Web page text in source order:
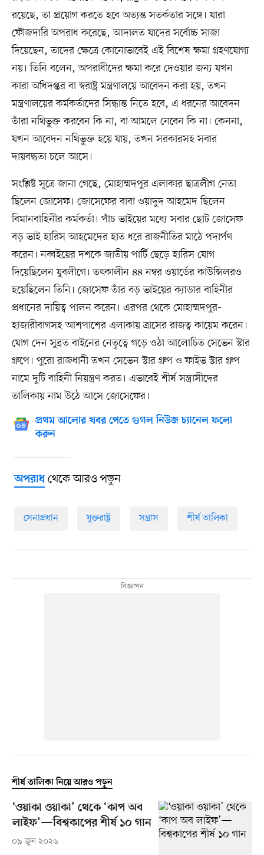
রয়েছে, তা প্রয়োগ করতে হবে অত্যন্ত সতর্কতার সঙ্গে। যারা
ফৌজদারি অপরাধ করেছে, আদালত যাদের সর্বোচ্চ সাজা
দিয়েছেন, তাদের ক্ষেত্রে কোনোভাবেই এই বিশেষ ক্ষমা গ্রহণযোগ্য
নয়। তিনি বলেন, অপরাধীদের ক্ষমা করে দেওয়ার জন্য যখন
কারা অধিদপ্তর বা স্বরাষ্ট্র মন্ত্রণালয়ে আবেদন করা হয়, তখন
মন্ত্রণালয়ের কর্মকর্তাদের সিদ্ধান্ত নিতে হবে, এ ধরনের আবেদন
তাঁরা নথিভুক্ত করবেন কি না, বা আমলে নেবেন কি না। কেননা,
যখন আবেদন নথিভুক্ত হয়ে যায়, তখন সরকারসহ সবার
দায়বদ্ধতা চলে আসে।
সংশ্লিষ্ট সূত্রে জানা গেছে, মোহাম্মদপুর এলাকার ছাত্রলীগ নেতা
ছিলেন জোসেফ। জোসেফের বাবা ওয়াদুদ আহমেদ ছিলেন
বিমানবাহিনীর কর্মকর্তা। পাঁচ ভাইয়ের মধ্যে সবার ছোট জোসেফ
বড় ভাই হারিস আহমেদের হাত ধরে রাজনীতির মাঠে পদার্পণ
করেন। নব্বইয়ের দশকে জাতীয় পার্টি ছেড়ে হারিস যোগ
দিয়েছিলেন যুবলীগে। তৎকালীন ৪৪ নম্বর ওয়ার্ডের কাউন্সিলরও
হয়েছিলেন তিনি। জোসেফ তাঁর বড় ভাইয়ের ক্যাডার বাহিনীর
প্রধানের দায়িত্ব পালন করেন। এরপর থেকে মোহাম্মদপুর-
হাজারীবাগসহ আশপাশের এলাকায় ত্রাসের রাজত্ব কায়েম করেন।
যোগ দেন সুব্রত বাইনের নেতৃত্বে গড়ে ওঠা আলোচিত সেভেন স্টার
গ্রুপে। পুরো রাজধানী তখন সেভেন স্টার গ্রুপ ও ফাইভ স্টার গ্রুপ
নামে দুটি বাহিনী নিয়ন্ত্রণ করত। এভাবেই শীর্ষ সন্ত্রাসীদের
তালিকায় নাম উঠে আসে জোসেফের।
প্রথম আলোর খবর পেতে গুগল নিউজ চ্যানেল ফলো
করুন
অপরাধথেকে আরও পড়ুন
সেনাপ্রধান যুক্তরাষ্ট্র সন্ত্রাস শীর্ষ তালিকা
শীর্ষ তালিকা নিয়ে আরও পড়ুন
‘ওয়াকা ওয়াকা’ থেকে ‘কাপ অব
লাইফ’—বিশ্বকাপের শীর্ষ ১০ গান
০৯ জুন ২০২৬